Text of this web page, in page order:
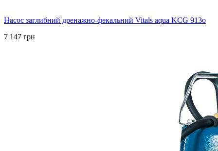
Насос заглибний дренажно-фекальний Vitals aqua KCG 913o
7 147 грн